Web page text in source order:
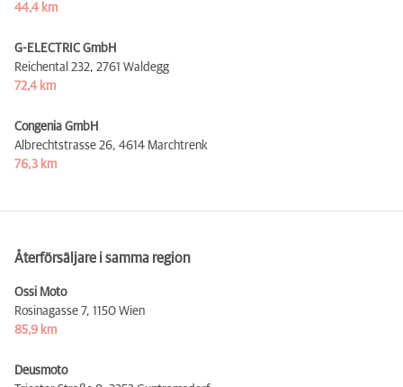
44,4 km
G-ELECTRIC GmbH
Reichental 232, 2761 Waldegg
72,4 km
Congenia GmbH
Albrechtstrasse 26, 4614 Marchtrenk
76,3 km
Återförsäljare i samma region
Ossi Moto
Rosinagasse 7, 1150 Wien
85,9 km
Deusmoto